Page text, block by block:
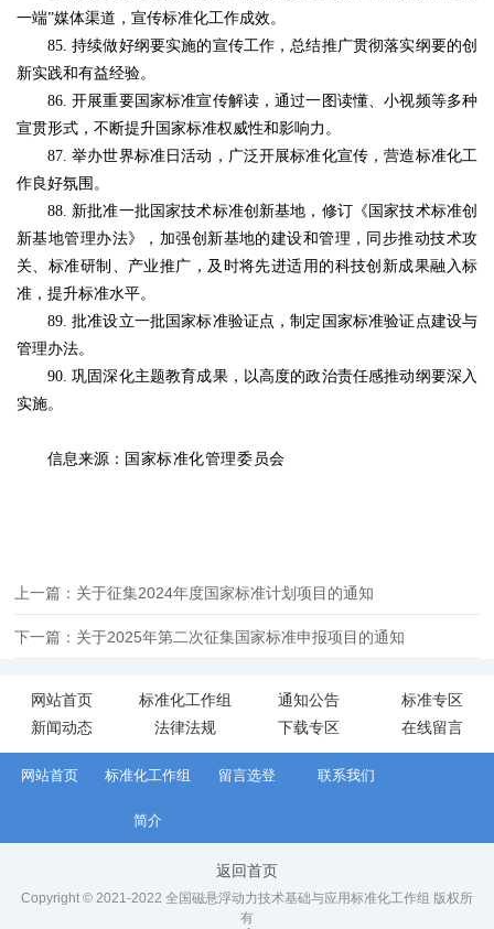
一端”媒体渠道，宣传标准化工作成效。
85. 持续做好纲要实施的宣传工作，总结推广贯彻落实纲要的创
新实践和有益经验。
86. 开展重要国家标准宣传解读，通过一图读懂、小视频等多种
宣贯形式，不断提升国家标准权威性和影响力。
87. 举办世界标准日活动，广泛开展标准化宣传，营造标准化工
作良好氛围。
88. 新批准一批国家技术标准创新基地，修订《国家技术标准创
新基地管理办法》，加强创新基地的建设和管理，同步推动技术攻
关、标准研制、产业推广，及时将先进适用的科技创新成果融入标
准，提升标准水平。
89. 批准设立一批国家标准验证点，制定国家标准验证点建设与
管理办法。
90. 巩固深化主题教育成果，以高度的政治责任感推动纲要深入
实施。
信息来源： 国家标准化管理委员会
上一篇：关于征集2024年度国家标准计划项目的通知
下一篇：关于2025年第二次征集国家标准申报项目的通知
网站首页 标准化工作组 通知公告
标准专区
新闻动态
法律法规 下载专区 在线留言
网站首页 标准化工作组
简介
留言选登 联系我们
返回首页
Copyright © 2021-2022 全国磁悬浮动力技术基础与应用标准化工作组 版权所
有